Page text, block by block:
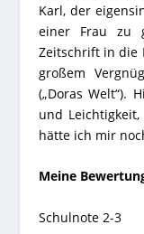
Karl, der
einer Frau zu
Zeitschrift in die
großem
(„Doras Welt“).
und
hätte ich mir
Meine
Schulnote 2-3